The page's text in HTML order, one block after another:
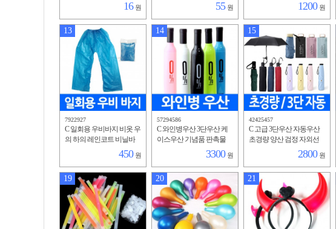
개포장 MB필터 휴대용 판
16 원
형 황사 방역 미세먼지 유
해물질 KF-94 식약처 FDA
인증
55 원
마스크 얼굴 바람막이 그
리드 오토바이 라이더
1200 원
13
7922927
C 일회용 우비바지 비옷 우
의 하의 레인코트 비닐바
지 물청소 작업복 공사용
450 원
14
57294586
C 와인병우산 3단우산 케
이스우산 기념품 판촉물
사은품 인쇄 기념품 접는
3300 원
15
42425457
C 고급 3단우산 자동우산
초경량 양산 검정 자외선
암막 차단 자동3단 접이식
암막 가볍고 튼튼한 양산
겸용
2800 원
19 20 21